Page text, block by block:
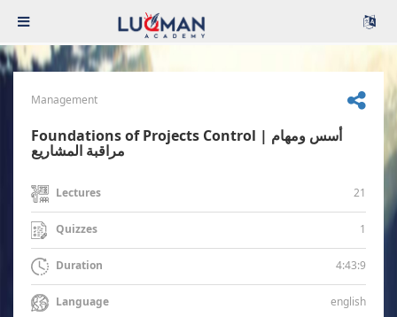
Management
Foundations of Projects Control | أسس ومهام
مراقبة المشاريع
Lectures 21
Quizzes 1
Duration 4:43:9
Language english